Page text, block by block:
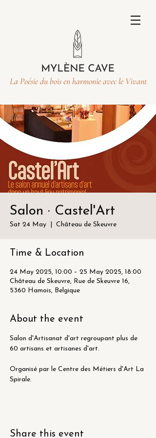
La Poésie du bois en harmonie avec le Vivant
Salon · Castel'Art
Sat 24 May Château de Skeuvre
Time & Location
24 May 2025, 10:00 – 25 May 2025, 18:00
Château de Skeuvre, Rue de Skeuvre 16,
5360 Hamois, Belgique
About the event
Salon d'Artisanat d'art regroupant plus de
60 artisans et artisanes d'art.
Organisé par le Centre des Métiers d'Art La
Spirale.
Share this event